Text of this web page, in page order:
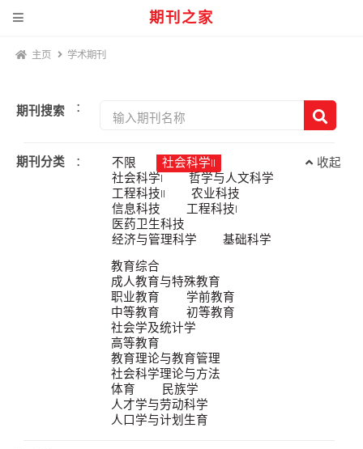
主页 学术期刊
期刊搜索 ：
期刊分类 ： 不限
社会科学II
社会科学I
哲学与人文科学
工程科技II
农业科技
信息科技
工程科技I
医药卫生科技
经济与管理科学
基础科学
收起
教育综合
成人教育与特殊教育
职业教育
学前教育
中等教育
初等教育
社会学及统计学
高等教育
教育理论与教育管理
社会科学理论与方法
体育
民族学
人才学与劳动科学
人口学与计划生育
期刊之家